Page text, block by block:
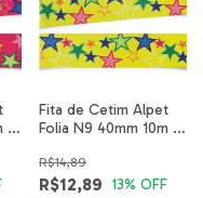
-
Fita de Cetim Alpet
Folia N9 40mm 10m -
R$12,89
R$14,89
13% OFF